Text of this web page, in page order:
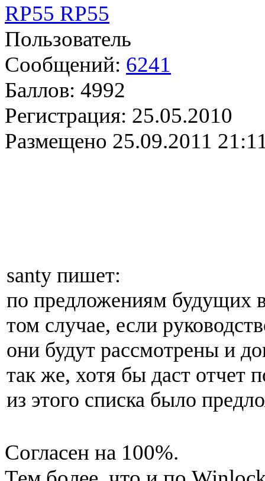
RP55 RP55
Пользователь
Сообщений: 6241
Баллов: 4992
Регистрация: 25.05.2010
Размещено 25.09.2011
santy пишет:
по предложениям будущих
том случае, если
они будут рассмотрены и
так же, хотя бы даст
из этого списка было
Согласен на 100%.